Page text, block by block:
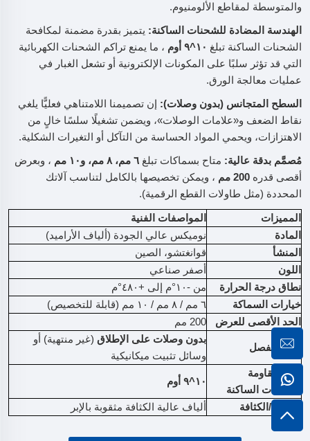
والمتوسطة لمقاطع الألومنيوم.
الهندسة المضادة للشحنات الساكنة: يتميز بقدرة مضمنة لمكافحة
الشحنات الساكنة تبلغ ١٠^٩ أوم
، ما يمنع تراكم الشحنات الكهربائية
التي قد تؤثر سلبًا على المكونات الإلكترونية أو تشعل الغبار في
عمليات معالجة الورق.
السطح المتجانس (بدون وصلات): إن تصميمنا اللامتناهي فعليًّا يلغي
نقاط الضعف و«علامات الوصلات»، ويضمن تشغيلًا سلسًا خالٍ من
الاهتزازات، ويحمي المواد الحساسة من التآكل أو التغيرات الشكلية.
مُصمَّم بدقة عالية: متاح بسماكات تبلغ ٦ مم، ٨ مم، و١٠ مم
، وبعرض
أقصى قدره 200 مم
، ويمكن تخصيصها بالكامل لتناسب آلاتك
المحددة (مثل طاولات القطع الرقمية).
المميزات
المواصفات الفنية
المادة
نوميكس عالي الجودة (ألياف الأراميد)
المنشأ
قوانغتشو، الصين
اللون
أصفر صناعي
نطاق درجة الحرارة
من -١٠°م إلى +٤٨٠°م
خيارات السماكة
٦ مم / ٨ مم / ١٠ مم (قابلة للتخصيص)
الحد الأقصى للعرض
200 مم
نوع المفصل
بدون وصلات على الإطلاق (غير منتهية) أو
وسائل تثبيت ميكانيكية
قيمة مقاومة
للشحنات الساكنة
١٠^٩ أوم
الصلابة/الكثافة ألياف عالية الكثافة مثقوبة بالإبر